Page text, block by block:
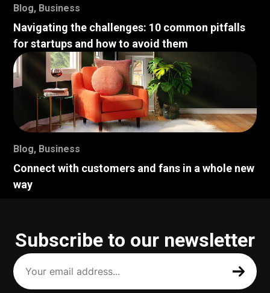
Blog, Business
Navigating the challenges: 10 common pitfalls
for startups and how to avoid them
Blog, Business
Connect with customers and fans in a whole new
way
Subscribe to our newsletter
Your
email
address
(Required)